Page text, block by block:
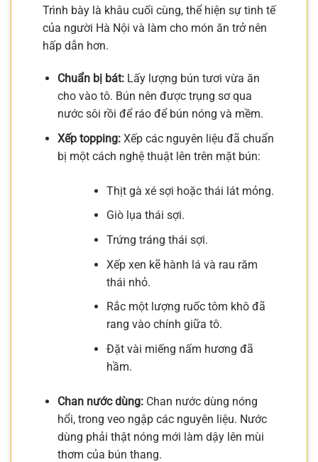
Trình bày là khâu cuối cùng, thể hiện sự tinh tế
của người Hà Nội và làm cho món ăn trở nên
hấp dẫn hơn.
Chuẩn bị bát:Lấy lượng bún tươi vừa ăn
cho vào tô. Bún nên được trụng sơ qua
nước sôi rồi để ráo để bún nóng và mềm.
Xếp topping:Xếp các nguyên liệu đã chuẩn
bị một cách nghệ thuật lên trên mặt bún:
Thịt gà xé sợi hoặc thái lát mỏng.
Giò lụa thái sợi.
Trứng tráng thái sợi.
Xếp xen kẽ hành lá và rau răm
thái nhỏ.
Rắc một lượng ruốc tôm khô đã
rang vào chính giữa tô.
Đặt vài miếng nấm hương đã
hầm.
Chan nước dùng:Chan nước dùng nóng
hổi, trong veo ngập các nguyên liệu. Nước
dùng phải thật nóng mới làm dậy lên mùi
thơm của bún thang.